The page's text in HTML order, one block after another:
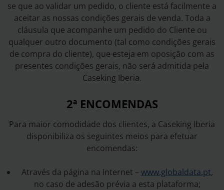
se que ao validar um pedido, o cliente está facilmente a
aceitar as nossas condições gerais de venda. Toda a
cláusula que acompanhe um pedido do Cliente ou
qualquer outro documento (tal como condições gerais
de compra do cliente), que esteja em oposição com as
presentes condições gerais, não será admitida pela
Caseking Iberia.
2ª ENCOMENDAS
Para maior comodidade dos clientes, a Caseking Iberia
disponibiliza os seguintes meios para efetuar
encomendas:
Através da página na Internet – www.globaldata.pt,
no caso de adesão prévia a esta plataforma;